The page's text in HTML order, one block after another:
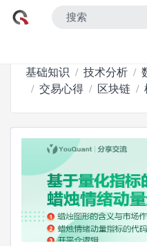
基础知识 技术分析
交易心得
区块链